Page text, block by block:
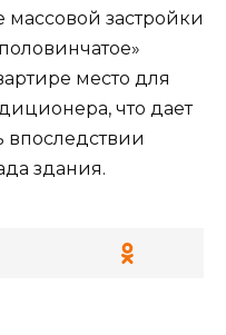
массовой застройки
место для
что дает
впоследствии
здания.